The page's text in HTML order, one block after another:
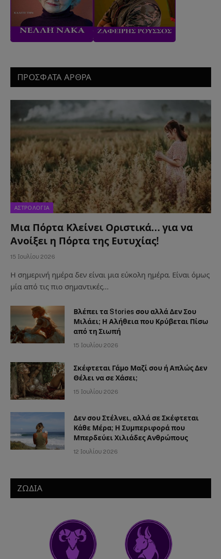
ΠΡΟΣΦΑΤΑ ΑΡΘΡΑ
ΑΣΤΡΟΛΟΓΙΑ
Μια Πόρτα Κλείνει Οριστικά… για να
Ανοίξει η Πόρτα της Ευτυχίας!
15 Ιουλίου 2026
Η σημερινή ημέρα δεν είναι μια εύκολη ημέρα. Είναι όμως
μία από τις πιο σημαντικές…
Βλέπει τα Stories σου αλλά Δεν Σου
Μιλάει; Η Αλήθεια που Κρύβεται Πίσω
από τη Σιωπή
15 Ιουλίου 2026
Σκέφτεται Γάμο Μαζί σου ή Απλώς Δεν
Θέλει να σε Χάσει;
15 Ιουλίου 2026
Δεν σου Στέλνει, αλλά σε Σκέφτεται
Κάθε Μέρα; Η Συμπεριφορά που
Μπερδεύει Χιλιάδες Ανθρώπους
12 Ιουλίου 2026
ΖΩΔΙΑ